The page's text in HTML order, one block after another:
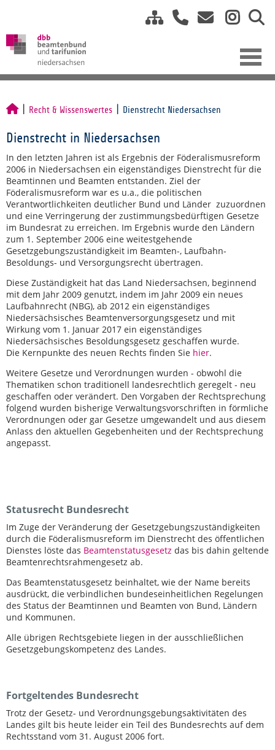
Recht & Wissenswertes Dienstrecht Niedersachsen
Dienstrecht in Niedersachsen
In den letzten Jahren ist als Ergebnis der Föderalismusreform
2006 in Niedersachsen ein eigenständiges Dienstrecht für die
Beamtinnen und Beamten entstanden. Ziel der
Föderalismusreform war es u.a., die politischen
Verantwortlichkeiten deutlicher Bund und Länder zuzuordnen
und eine Verringerung der zustimmungsbedürftigen Gesetze
im Bundesrat zu erreichen. Im Ergebnis wurde den Ländern
zum 1. September 2006 eine weitestgehende
Gesetzgebungszuständigkeit im Beamten-, Laufbahn-
Besoldungs- und Versorgungsrecht übertragen.
Diese Zuständigkeit hat das Land Niedersachsen, beginnend
mit dem Jahr 2009 genutzt, indem im Jahr 2009 ein neues
Laufbahnrecht (NBG), ab 2012 ein eigenständiges
Niedersächsisches Beamtenversorgungsgesetz und mit
Wirkung vom 1. Januar 2017 ein eigenständiges
Niedersächsisches Besoldungsgesetz geschaffen wurde.
Die Kernpunkte des neuen Rechts finden Sie hier.
Weitere Gesetze und Verordnungen wurden - obwohl die
Thematiken schon traditionell landesrechtlich geregelt - neu
geschaffen oder verändert. Den Vorgaben der Rechtsprechung
folgend wurden bisherige Verwaltungsvorschriften in förmliche
Verordnungen oder gar Gesetze umgewandelt und aus diesem
Anlass den aktuellen Gegebenheiten und der Rechtsprechung
angepasst.
Statusrecht Bundesrecht
Im Zuge der Veränderung der Gesetzgebungszuständigkeiten
durch die Föderalismusreform im Dienstrecht des öffentlichen
Dienstes löste das Beamtenstatusgesetz das bis dahin geltende
Beamtenrechtsrahmengesetz ab.
Das Beamtenstatusgesetz beinhaltet, wie der Name bereits
ausdrückt, die verbindlichen bundeseinheitlichen Regelungen
des Status der Beamtinnen und Beamten von Bund, Ländern
und Kommunen.
Alle übrigen Rechtsgebiete liegen in der ausschließlichen
Gesetzgebungskompetenz des Landes.
Fortgeltendes Bundesrecht
Trotz der Gesetz- und Verordnungsgebungsaktivitäten des
Landes gilt bis heute leider ein Teil des Bundesrechts auf dem
Rechtsstand vom 31. August 2006 fort.